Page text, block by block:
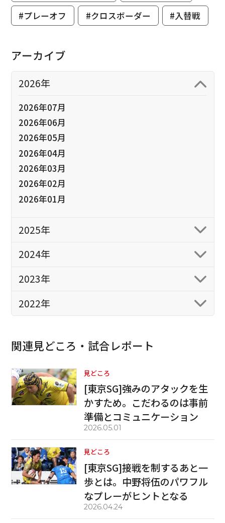
#プレーオフ #クロスボーダー #入替戦
アーカイブ
2026年
2026年07月
2026年06月
2026年05月
2026年04月
2026年03月
2026年02月
2026年01月
2025年
2024年
2023年
2022年
関連見どころ・試合レポート
見どころ
[東京SG]強みのアタックを生
かすため。こだわるのは事前
準備とコミュニケーション
2026.05.01
見どころ
[東京SG]接戦を制するあと一
歩とは。中野将伍のパワフル
なプレーがヒントとなる
2026.04.24